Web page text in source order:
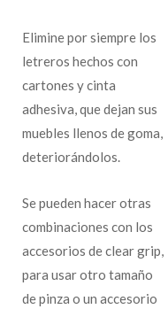
Elimine por siempre los
letreros hechos con
cartones y cinta
adhesiva, que dejan sus
muebles llenos de goma,
deteriorándolos.
Se pueden hacer otras
combinaciones con los
accesorios de clear grip,
para usar otro tamaño
de pinza o un accesorio